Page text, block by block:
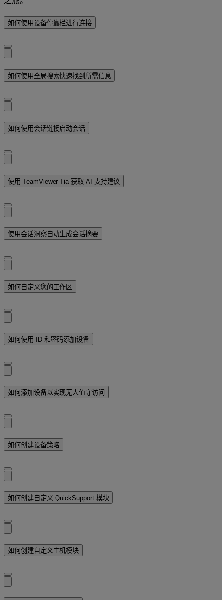
如何使用设备停靠栏进行连接
如何使用全局搜索快速找到所需信息
如何使用会话链接启动会话
使用 TeamViewer Tia 获取 AI 支持建议
使用会话洞察自动生成会话摘要
如何自定义您的工作区
如何使用 ID 和密码添加设备
如何添加设备以实现无人值守访问
如何创建设备策略
如何创建自定义 QuickSupport 模块
如何创建自定义主机模块